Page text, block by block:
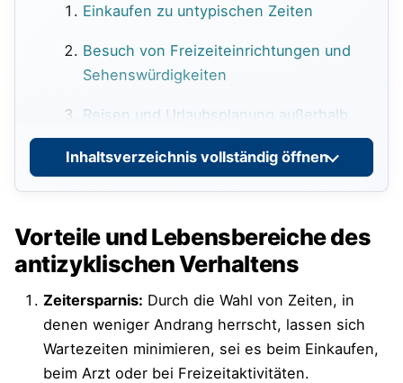
Einkaufen zu untypischen Zeiten
Besuch von Freizeiteinrichtungen und
Sehenswürdigkeiten
Reisen und Urlaubsplanung außerhalb
der Hochsaison
Nutzung öffentlicher Verkehrsmittel zu
Umfrage zu antizyklischem Verhalten im
Alltag
Antizyklisches Verhalten im Berufsleben
Arbeitszeiten flexibel gestalten
Inhaltsverzeichnis vollständig öffnen
Vorteile und Lebensbereiche des
antizyklischen Verhaltens
Zeitersparnis: Durch die Wahl von Zeiten, in
denen weniger Andrang herrscht, lassen sich
Wartezeiten minimieren, sei es beim Einkaufen,
beim Arzt oder bei Freizeitaktivitäten.